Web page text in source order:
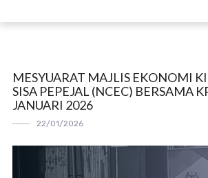
MESYUARAT MAJLIS EKONOMI
SISA PEPEJAL (NCEC) BERSAMA
JANUARI 2026
22/01/2026